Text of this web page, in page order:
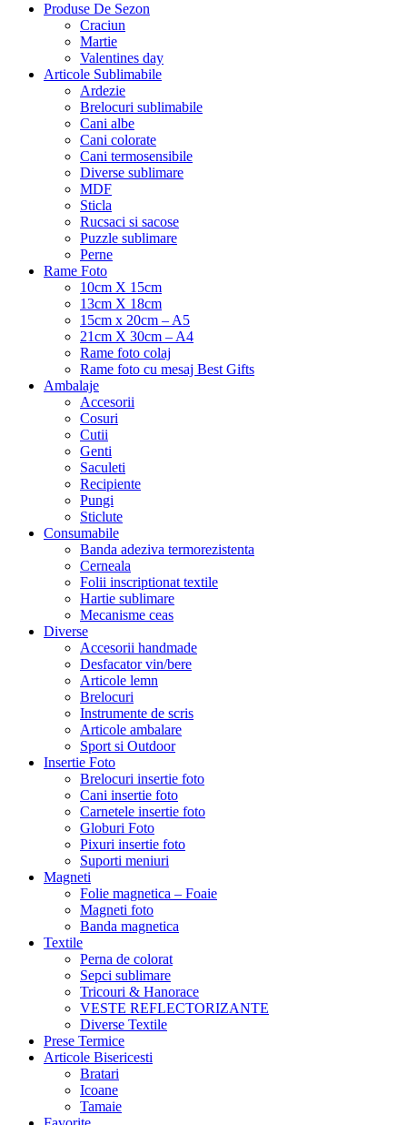
Produse De Sezon
Craciun
Martie
Valentines day
Articole Sublimabile
Ardezie
Brelocuri sublimabile
Cani albe
Cani colorate
Cani termosensibile
Diverse sublimare
MDF
Sticla
Rucsaci si sacose
Puzzle sublimare
Perne
Rame Foto
10cm X 15cm
13cm X 18cm
15cm x 20cm – A5
21cm X 30cm – A4
Rame foto colaj
Rame foto cu mesaj Best Gifts
Ambalaje
Accesorii
Cosuri
Cutii
Genti
Saculeti
Recipiente
Pungi
Sticlute
Consumabile
Banda adeziva termorezistenta
Cerneala
Folii inscriptionat textile
Hartie sublimare
Mecanisme ceas
Diverse
Accesorii handmade
Desfacator vin/bere
Articole lemn
Brelocuri
Instrumente de scris
Articole ambalare
Sport si Outdoor
Insertie Foto
Brelocuri insertie foto
Cani insertie foto
Carnetele insertie foto
Globuri Foto
Pixuri insertie foto
Suporti meniuri
Magneti
Folie magnetica – Foaie
Magneti foto
Banda magnetica
Textile
Perna de colorat
Sepci sublimare
Tricouri & Hanorace
VESTE REFLECTORIZANTE
Diverse Textile
Prese Termice
Articole Bisericesti
Bratari
Icoane
Tamaie